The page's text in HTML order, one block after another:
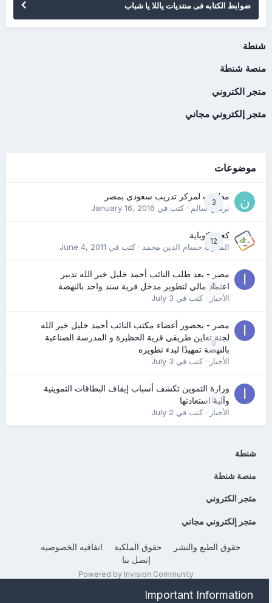
ضوابط الكتابه فى منتديات ياللا يا شباب
شنطة
منصة شنطة
متجر الكتروني
متجر إلكتروني مجاني
موضوعات
3
مطلوب لمركز تدريب سعودى بمصر
نرمين سالم· كتب في January 16, 2016
12
كعب كوباية
المدرب حسام الدين محمد· كتب في June 4, 2011
0
مصر - بعد طلب النائب أحمد خليل خير الله تدبير
اعتماد مالي لتطوير مدخل قرية سند واحد بالنهضة
الأخبار· كتب في July 3
0
مصر - بحضور أعضاء مكتب النائب أحمد خليل خير الله
لجنة تعاين طريقي قرية الحظيرة و المدرسة الصناعية
بالنهضة تمهيدًا لبدء تطويره
الأخبار· كتب في July 3
0
وزارة التموين تكشف أسباب إيقاف البطاقات التموينية
وآلية استعادتها
الأخبار· كتب في July 2
شنطة
منصة شنطة
متجر الكتروني
متجر إلكتروني مجاني
حقوق الطبع والنشر حقوق الملكية
اتفاقيه الخصوصيه
إتصل بنا
Powered by Invision Community
Important Information